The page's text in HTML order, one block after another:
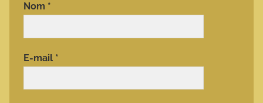
Nom *
E-mail *